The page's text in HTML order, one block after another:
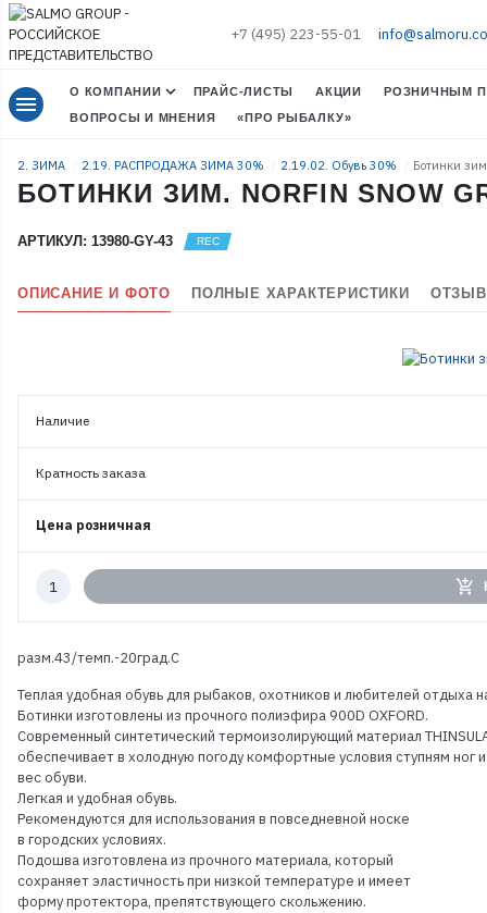
+7 (495) 223-55-01
menu О КОМПАНИИ ПРАЙС-ЛИСТЫ АКЦИИ
РОЗНИЧНЫМ
ВОПРОСЫ И МНЕНИЯ
«ПРО РЫБАЛКУ»
2. ЗИМА 2.19. РАСПРОДАЖА ЗИМА 30% 2.19.02. Обувь 30% Ботинки
БОТИНКИ ЗИМ. NORFIN SNOW
АРТИКУЛ: 13980-GY-43
ОПИСАНИЕ И ФОТО ПОЛНЫЕ ХАРАКТЕРИСТИКИ
Наличие
Кратность заказа
Цена розничная
Количество
add_shopping_cart
разм.43/темп.-20град.С
Теплая удобная обувь для рыбаков, охотников и любителей отдыха
Ботинки изготовлены из прочного полиэфира 900D OXFORD.
Современный синтетический термоизолирующий материал
обеспечивает в холодную погоду комфортные условия ступням ног и
вес обуви.
Легкая и удобная обувь.
Рекомендуются для использования в повседневной носке
в городских условиях.
Подошва изготовлена из прочного материала, который
сохраняет эластичность при низкой температуре и имеет
форму протектора, препятствующего скольжению.